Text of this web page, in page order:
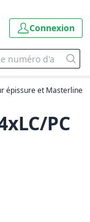
Connexion
épissure et Masterline
PC